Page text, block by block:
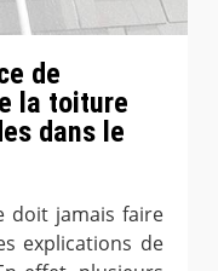
de
la toiture
dans le
doit jamais faire
explications de